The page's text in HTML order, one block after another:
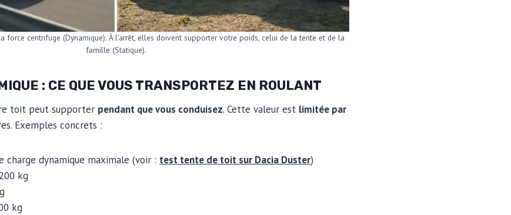
force centrifuge (Dynamique). À l’arrêt, elles doivent supporter votre poids, celui de la tente et de la
famille (Statique).
: CE QUE VOUS TRANSPORTEZ EN ROULANT
toit peut supporter pendant que vous conduisez. Cette valeur est limitée par
Exemples concrets :
charge dynamique maximale (voir : test tente de toit sur Dacia Duster)
kg
kg